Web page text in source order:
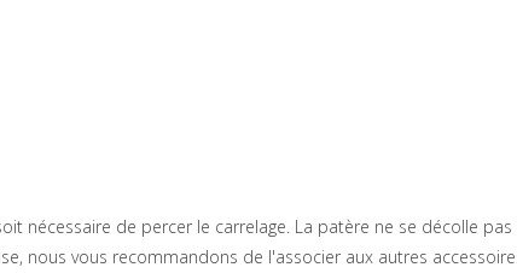
nécessaire de percer le carrelage. La patère ne se décolle
nous vous recommandons de l'associer aux autres